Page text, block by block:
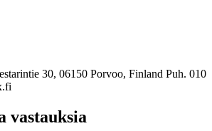
30, 06150 Porvoo, Finland Puh. 010
vastauksia